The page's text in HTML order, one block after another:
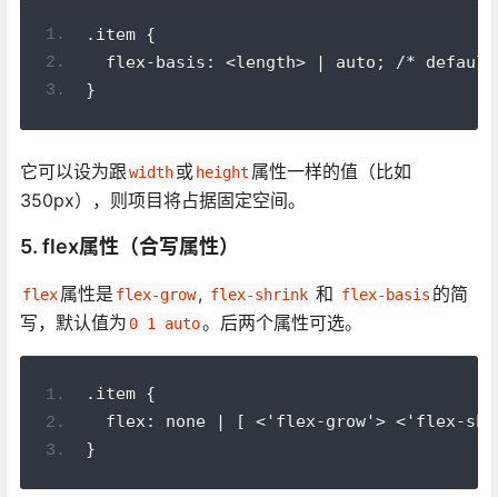
.item {
flex-basis: <length> | auto; /*
}
它可以设为跟width或 height 属性一样的值（比如
350px），则项目将占据固定空间。
5. flex属性（合写属性）
flex属性是 flex-grow, flex-shrink 和 flex-basis 的简
写，默认值为 0 1 auto。后两个属性可选。
.item {
flex: none | [ <'flex-grow'> <'flex-
}